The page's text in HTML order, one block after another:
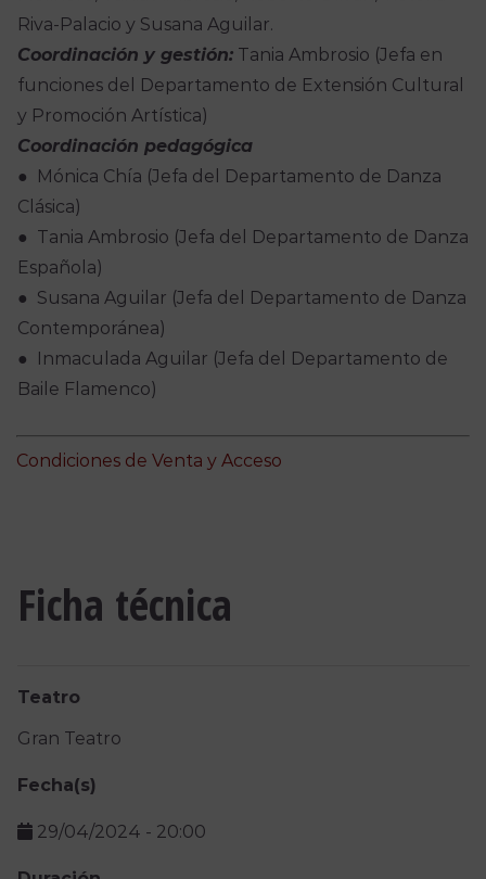
Riva-Palacio y Susana Aguilar.
Coordinación y gestión:Tania Ambrosio (Jefa en
funciones del Departamento de Extensión Cultural
y Promoción Artística)
Coordinación pedagógica
● Mónica Chía (Jefa del Departamento de Danza
Clásica)
● Tania Ambrosio (Jefa del Departamento de Danza
Española)
● Susana Aguilar (Jefa del Departamento de Danza
Contemporánea)
● Inmaculada Aguilar (Jefa del Departamento de
Baile Flamenco)
Condiciones de Venta y Acceso
Ficha técnica
Teatro
Gran Teatro
Fecha(s)
29/04/2024 - 20:00